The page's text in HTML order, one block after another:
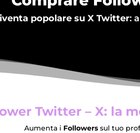
popolare su X Twitter:
Twitter – X: la
Aumenta i Followers sul tuo